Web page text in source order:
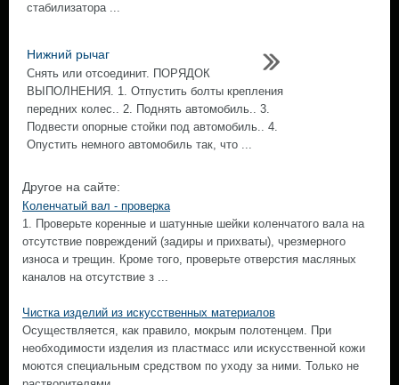
стабилизатора ...
Нижний рычаг
Снять или отсоединит. ПОРЯДОК
ВЫПОЛНЕНИЯ. 1. Отпустить болты крепления
передних колес.. 2. Поднять автомобиль.. 3.
Подвести опорные стойки под автомобиль.. 4.
Опустить немного автомобиль так, что ...
Другое на сайте:
Коленчатый вал - проверка
1. Проверьте коренные и шатунные шейки коленчатого вала на
отсутствие повреждений (задиры и прихваты), чрезмерного
износа и трещин. Кроме того, проверьте отверстия масляных
каналов на отсутствие з ...
Чистка изделий из искусственных материалов
Осуществляется, как правило, мокрым полотенцем. При
необходимости изделия из пластмасс или искусственной кожи
моются специальным средством по уходу за ними. Только не